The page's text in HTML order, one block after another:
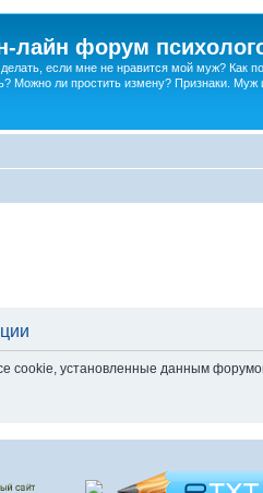
лайн форум
если мне не нравится мой муж? Как
Можно ли простить измену? Признаки. Муж
cookie, установленные данным